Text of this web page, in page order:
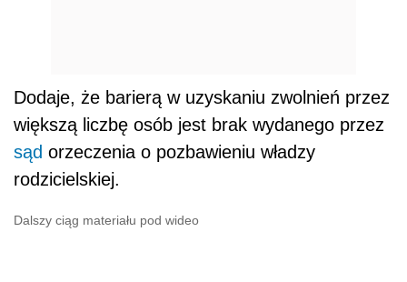
Dodaje, że barierą w uzyskaniu zwolnień przez
większą liczbę osób jest brak wydanego przez
sąd orzeczenia o pozbawieniu władzy
rodzicielskiej.
Dalszy ciąg materiału pod wideo